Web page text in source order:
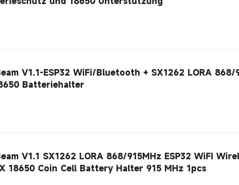
V1.1-ESP32 WiFi/Bluetooth + SX1262 LORA 868/
-Antenne 18650 Batteriehalter
V1.1 SX1262 LORA 868/915MHz ESP32 WiFI
18650 Coin Cell Battery Halter 915 MHz 1pcs